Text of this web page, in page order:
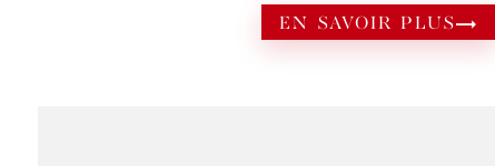
EN SAVOIR PLUS